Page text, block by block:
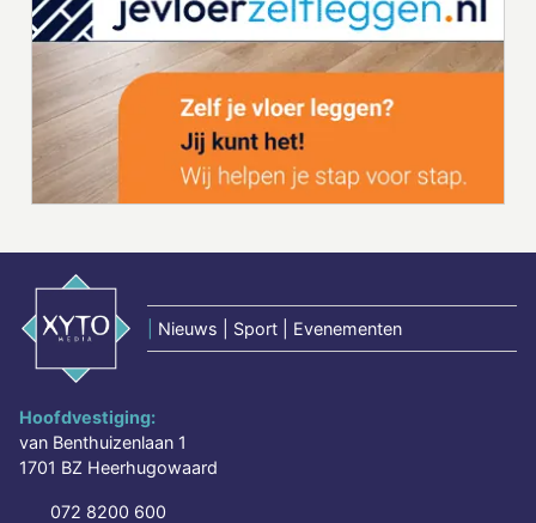
Nieuws | Sport | Evenementen
Hoofdvestiging:
van Benthuizenlaan 1
1701 BZ Heerhugowaard
072 8200 600